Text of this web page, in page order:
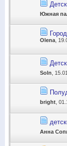
Южная
Olena,
Soln ,
bright ,
Анна